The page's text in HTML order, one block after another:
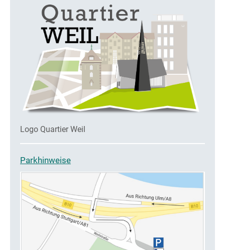
Logo Quartier Weil
Parkhinweise